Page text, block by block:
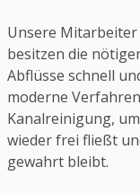
Unsere
besitzen die
Abflüsse schnell
moderne
Kanalreinigung,
wieder frei fließt
gewahrt bleibt.